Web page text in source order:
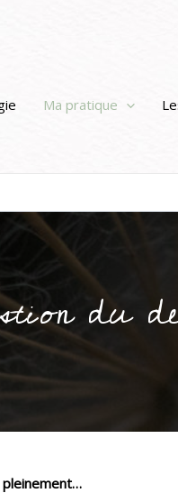
Ma pratique
du
pleinement…